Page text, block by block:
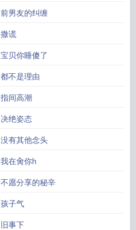
前男友的纠缠
撒谎
宝贝你睡傻了
都不是理由
指间高潮
决绝姿态
没有其他念头
我在肏你h
不愿分享的秘辛
孩子气
旧事下